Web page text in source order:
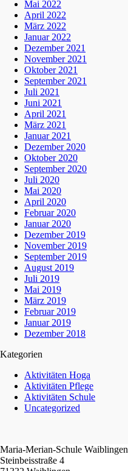
Mai 2022
April 2022
März 2022
Januar 2022
Dezember 2021
November 2021
Oktober 2021
September 2021
Juli 2021
Juni 2021
April 2021
März 2021
Januar 2021
Dezember 2020
Oktober 2020
September 2020
Juli 2020
Mai 2020
April 2020
Februar 2020
Januar 2020
Dezember 2019
November 2019
September 2019
August 2019
Juli 2019
Mai 2019
März 2019
Februar 2019
Januar 2019
Dezember 2018
Kategorien
Aktivitäten Hoga
Aktivitäten Pflege
Aktivitäten Schule
Uncategorized
Maria-Merian-Schule Waiblingen
Steinbeisstraße 4